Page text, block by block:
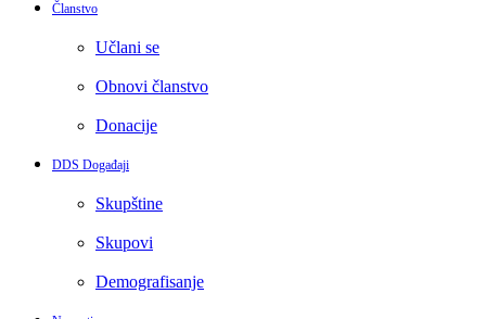
Članstvo
Učlani se
Obnovi članstvo
Donacije
DDS Događaji
Skupštine
Skupovi
Demografisanje